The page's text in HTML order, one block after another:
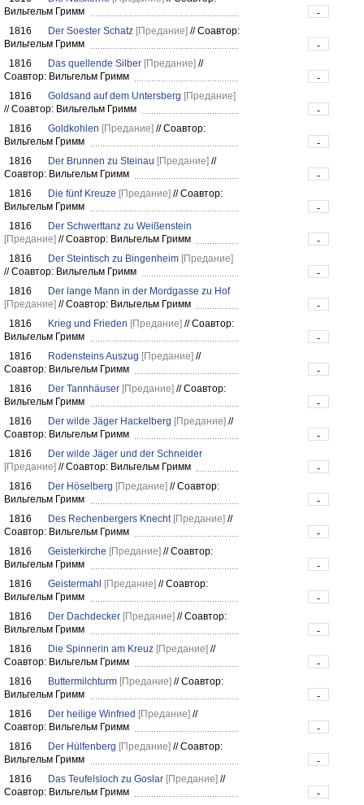
Вильгельм Гримм
-
1816
Der Soester Schatz [Предание] //Соавтор:
Вильгельм Гримм
-
1816
Das quellende Silber [Предание] //
Соавтор: Вильгельм Гримм
-
1816
Goldsand auf dem Untersberg [Предание]
//Соавтор: Вильгельм Гримм
-
1816
Goldkohlen [Предание] //Соавтор:
Вильгельм Гримм
-
1816
Der Brunnen zu Steinau [Предание] //
Соавтор: Вильгельм Гримм
-
1816
Die fünf Kreuze [Предание] //Соавтор:
Вильгельм Гримм
-
1816
Der Schwerttanz zu Weißenstein
[Предание] //Соавтор: Вильгельм Гримм
-
1816
Der Steintisch zu Bingenheim [Предание]
//Соавтор: Вильгельм Гримм
-
1816
Der lange Mann in der Mordgasse zu Hof
[Предание] //Соавтор: Вильгельм Гримм
-
1816
Krieg und Frieden [Предание] //Соавтор:
Вильгельм Гримм
-
1816
Rodensteins Auszug [Предание] //
Соавтор: Вильгельм Гримм
-
1816
Der Tannhäuser [Предание] //Соавтор:
Вильгельм Гримм
-
1816
Der wilde Jäger Hackelberg [Предание] //
Соавтор: Вильгельм Гримм
-
1816
Der wilde Jäger und der Schneider
[Предание] //Соавтор: Вильгельм Гримм
-
1816
Der Höselberg [Предание] //Соавтор:
Вильгельм Гримм
-
1816
Des Rechenbergers Knecht [Предание] //
Соавтор: Вильгельм Гримм
-
1816
Geisterkirche [Предание] //Соавтор:
Вильгельм Гримм
-
1816
Geistermahl [Предание] //Соавтор:
Вильгельм Гримм
-
1816
Der Dachdecker [Предание] //Соавтор:
Вильгельм Гримм
-
1816
Die Spinnerin am Kreuz [Предание] //
Соавтор: Вильгельм Гримм
-
1816
Buttermilchturm [Предание] //Соавтор:
Вильгельм Гримм
-
1816
Der heilige Winfried [Предание] //
Соавтор: Вильгельм Гримм
-
1816
Der Hülfenberg [Предание] //Соавтор:
Вильгельм Гримм
-
1816
Das Teufelsloch zu Goslar [Предание] //
Соавтор: Вильгельм Гримм
-